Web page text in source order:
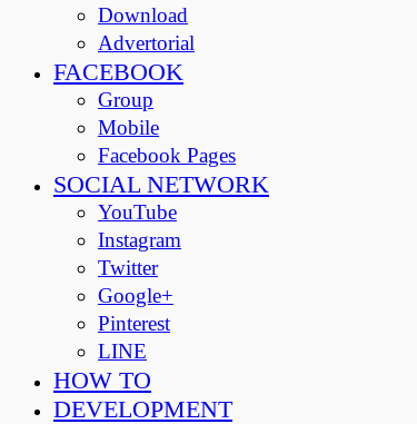
Download
Advertorial
FACEBOOK
Group
Mobile
Facebook Pages
SOCIAL NETWORK
YouTube
Instagram
Twitter
Google+
Pinterest
LINE
HOW TO
DEVELOPMENT